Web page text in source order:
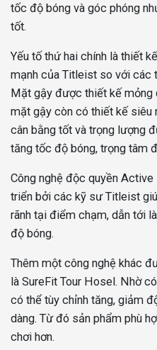
tốc độ bóng và góc phóng
tốt.
Yếu tố thứ hai chính là thiết
mạnh của Titleist so với các
Mặt gậy được thiết kế mỏng
mặt gậy còn có thiết kế siêu
cân bằng tốt và trọng lượng
tăng tốc độ bóng, trọng tâm
Công nghệ độc quyền
triển bởi các kỹ sư Titleist
rãnh tại điểm chạm, dẫn tới
độ bóng.
Thêm một công nghệ khác
là SureFit Tour Hosel. Nhờ
có thể tùy chỉnh tăng, giảm
dàng. Từ đó sản phẩm phù
chơi hơn.